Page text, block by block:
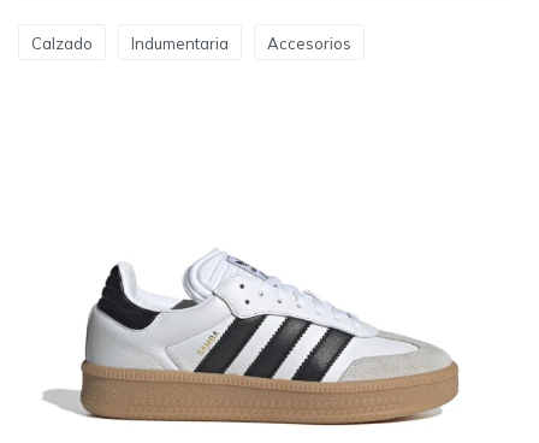
Calzado Indumentaria Accesorios